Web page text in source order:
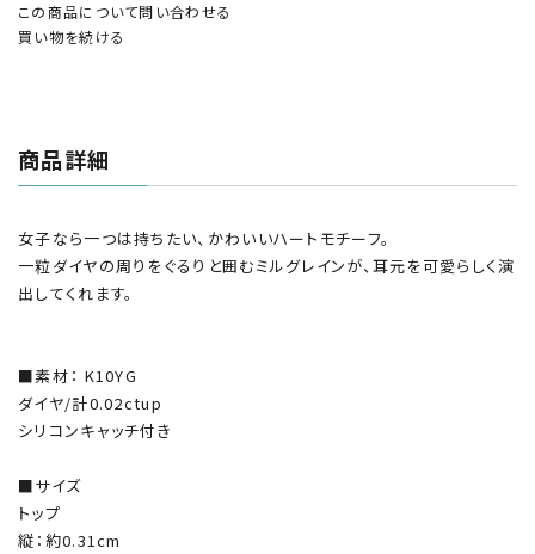
この商品について問い合わせる
買い物を続ける
商品詳細
女子なら一つは持ちたい、かわいいハートモチーフ。
一粒ダイヤの周りをぐるりと囲むミルグレインが、耳元を可愛らしく演
出してくれます。
■素材： K10YG
ダイヤ/計0.02ctup
シリコンキャッチ付き
■サイズ
トップ
縦：約0.31cm